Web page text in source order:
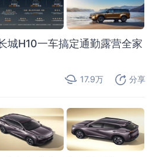
城H10一车搞定通勤露营全家
17.9万 分享